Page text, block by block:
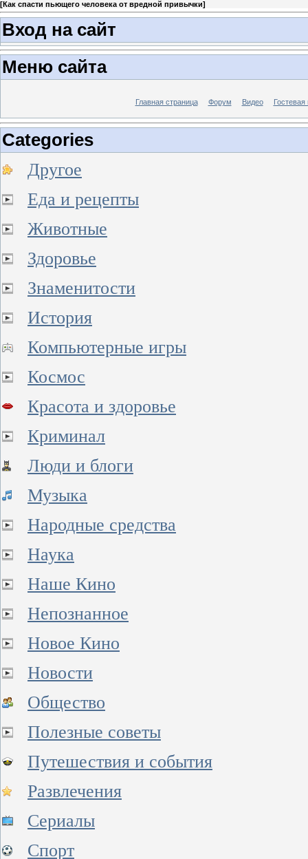
[Как спасти пьющего человека от вредной привычки]
Вход на сайт
Меню сайта
Главная страница Форум Видео Гостевая
Categories
Другое
Еда и рецепты
Животные
Здоровье
Знаменитости
История
Компьютерные игры
Космос
Красота и здоровье
Криминал
Люди и блоги
Музыка
Народные средства
Наука
Наше Кино
Непознанное
Новое Кино
Новости
Общество
Полезные советы
Путешествия и события
Развлечения
Сериалы
Спорт